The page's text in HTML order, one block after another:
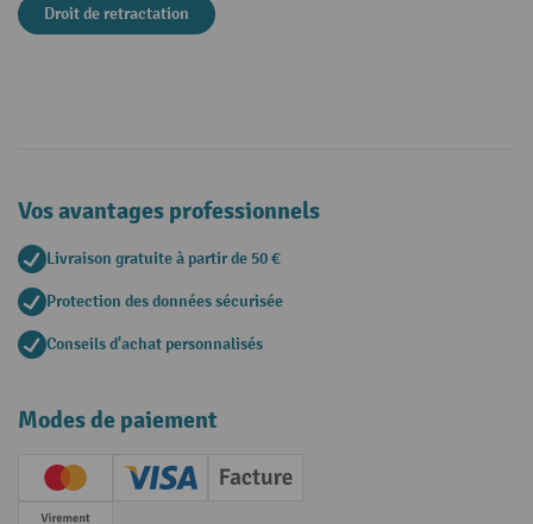
Droit de retractation
Vos avantages professionnels
Livraison gratuite à partir de 50 €
Protection des données sécurisée
Conseils d'achat personnalisés
Modes de paiement
Creditcard (Master)Creditcard (Visa)
Facture